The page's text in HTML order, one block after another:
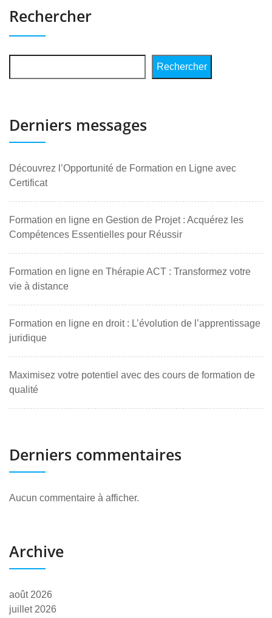
Rechercher
Rechercher
Derniers messages
Découvrez l’Opportunité de Formation en Ligne avec
Certificat
Formation en ligne en Gestion de Projet : Acquérez les
Compétences Essentielles pour Réussir
Formation en ligne en Thérapie ACT : Transformez votre
vie à distance
Formation en ligne en droit : L’évolution de l’apprentissage
juridique
Maximisez votre potentiel avec des cours de formation de
qualité
Derniers commentaires
Aucun commentaire à afficher.
Archive
août 2026
juillet 2026